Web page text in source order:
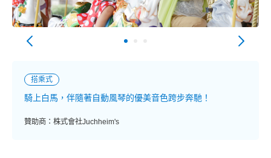
搭乘式
騎上白馬，伴隨著自動風琴的優美音色跨步奔馳！
贊助商：株式會社Juchheim's